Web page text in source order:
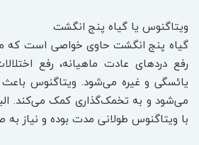
ویتاگنوس یا گیاه پنج انگشت
گیاه پنج انگشت حاوی خواصی است که
رفع دردهای عادت ماهیانه، رفع
یائسگی و غیره می‌شود. ویتاگنوس باعث
می‌شود و به تخمک‌گذاری کمک می‌کند.
با ویتاگنوس طولانی مدت بوده و نیاز به